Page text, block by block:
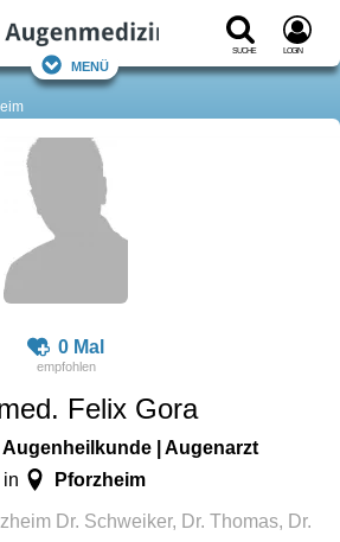
Suche Login
Menü
0 Mal
Felix Gora
| Augenarzt
in Pforzheim
Dr. Schweiker, Dr. Thomas, Dr.